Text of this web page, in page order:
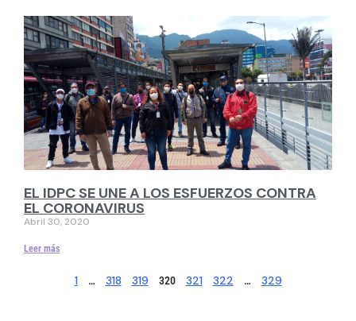
EL IDPC SE UNE A LOS ESFUERZOS CONTRA
EL CORONAVIRUS
Abril 30, 2020
Leer más
1 … 318 319 320 321 322 … 329